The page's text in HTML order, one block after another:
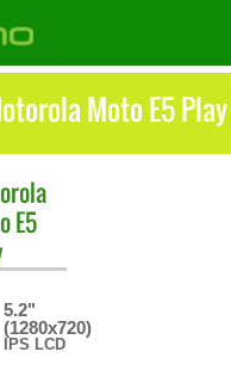
Moto E5 Play
E5
5.2"
(1280x720)
IPS LCD